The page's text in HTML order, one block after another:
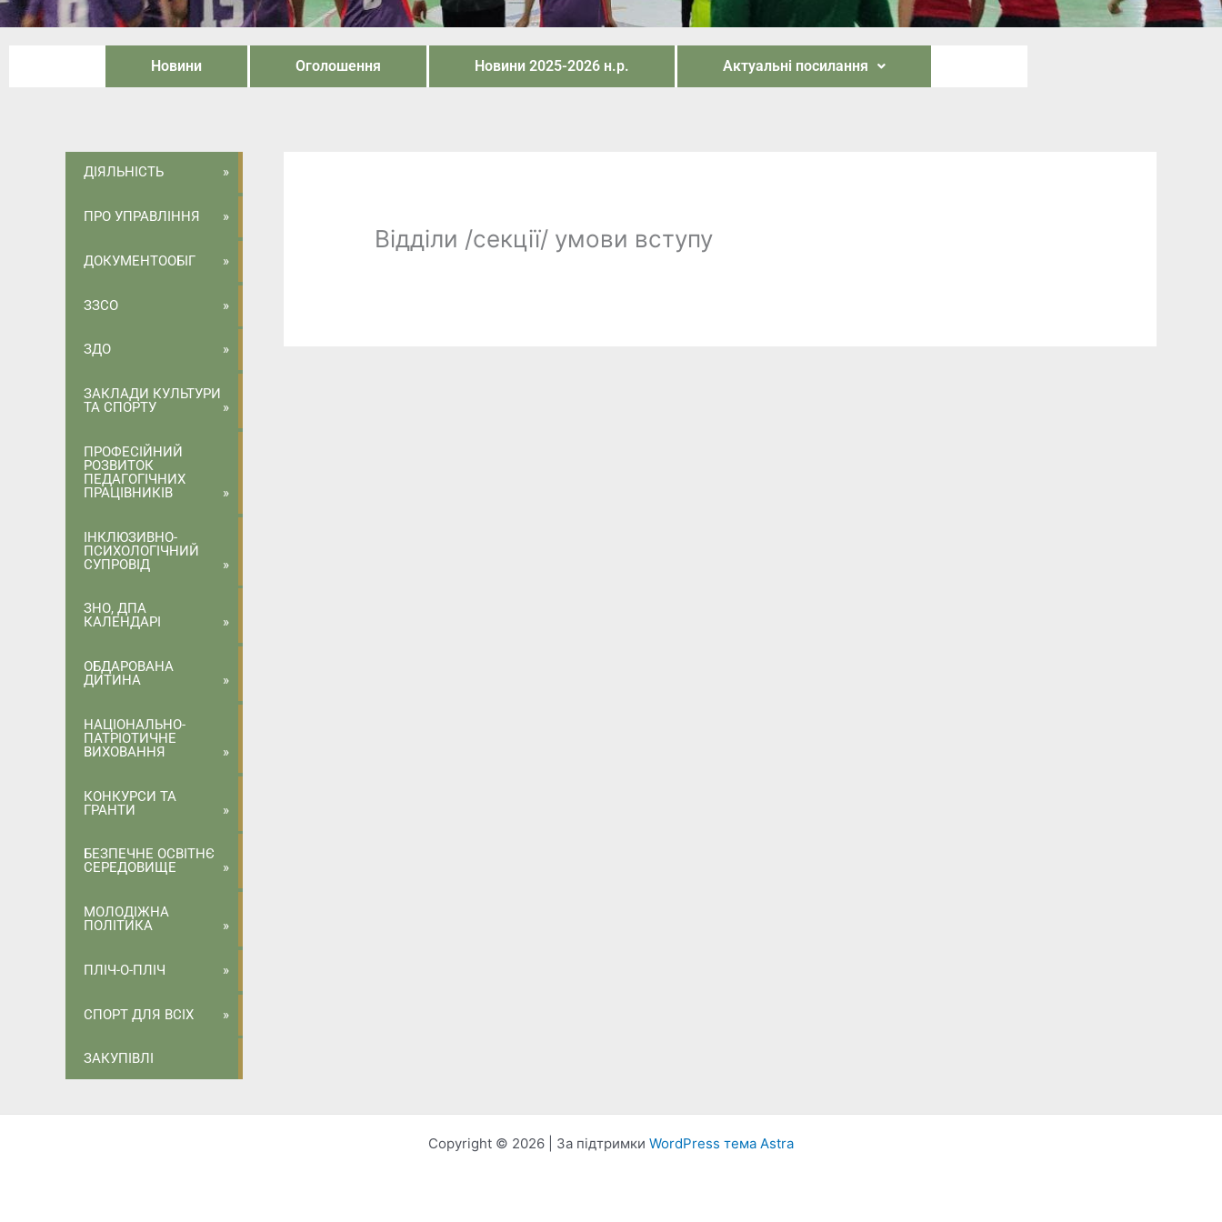
Новини Оголошення Новини 2025-2026 н.р. Актуальні посилання
ДІЯЛЬНІСТЬ
ПРО УПРАВЛІННЯ
ДОКУМЕНТООБІГ
ЗЗСО
ЗДО
ЗАКЛАДИ КУЛЬТУРИ
ТА СПОРТУ
ПРОФЕСІЙНИЙ
РОЗВИТОК
ПЕДАГОГІЧНИХ
ПРАЦІВНИКІВ
ІНКЛЮЗИВНО-
ПСИХОЛОГІЧНИЙ
СУПРОВІД
ЗНО, ДПА
КАЛЕНДАРІ
ОБДАРОВАНА
ДИТИНА
НАЦІОНАЛЬНО-
ПАТРІОТИЧНЕ
ВИХОВАННЯ
КОНКУРСИ ТА
ГРАНТИ
БЕЗПЕЧНЕ ОСВІТНЄ
СЕРЕДОВИЩЕ
МОЛОДІЖНА
ПОЛІТИКА
ПЛІЧ-О-ПЛІЧ
СПОРТ ДЛЯ ВСІХ
ЗАКУПІВЛІ
Відділи /секції/ умови вступу
Copyright © 2026 | За підтримки WordPress тема Astra